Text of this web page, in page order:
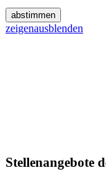
abstimmen
zeigenausblenden
Stellenangebote